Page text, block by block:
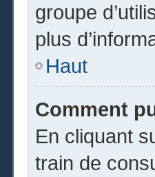
groupe
plus
Haut
Comment
En cliquant
train de